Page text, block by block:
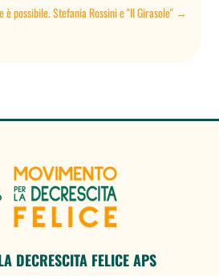
è possibile. Stefania Rossini e "Il Girasole"→
DECRESCITA FELICE APS